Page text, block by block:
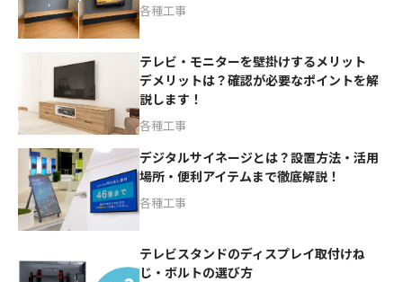
各種工事
テレビ・モニターを壁掛けするメリット
デメリットは？確認が必要なポイントを解
説します！
各種工事
デジタルサイネージとは？設置方法・活用
場所・便利アイテムまで徹底解説！
各種工事
テレビスタンドのディスプレイ取付けね
じ・ボルトの選び方